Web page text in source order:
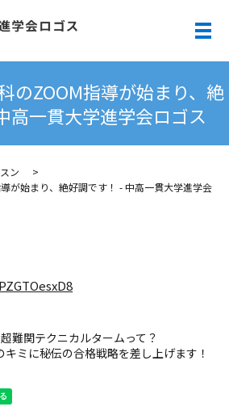
メ
のZOOM指導が始まり、絶
高一貫大学進学会ロゴス
ン
が始まり、絶好調です！ - 中高一貫大学進学会
難関テクニカルタームって？
キミに秘伝の合格戦略を差し上げます！